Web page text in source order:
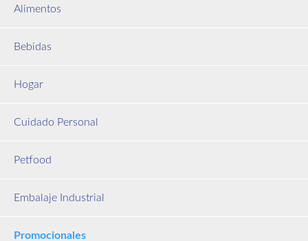
Alimentos
Bebidas
Hogar
Cuidado Personal
Petfood
Embalaje Industrial
Promocionales